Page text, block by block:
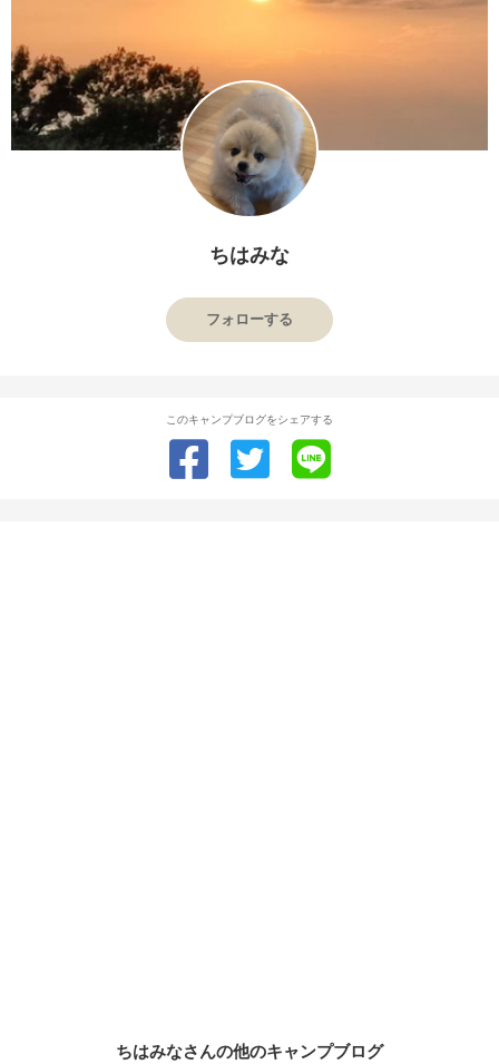
ちはみな
フォローする
このキャンプブログをシェアする
ちはみなさんの他のキャンプブログ